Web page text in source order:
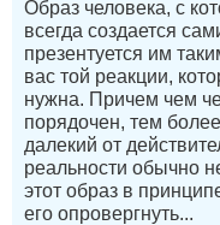
Образ человека, с
всегда создается
презентуется им
вас той реакции,
нужна. Причем чем
порядочен, тем
далекий от
реальности обычно
этот образ в
его опровергнуть...